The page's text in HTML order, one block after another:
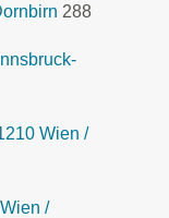
288
Wien /
/